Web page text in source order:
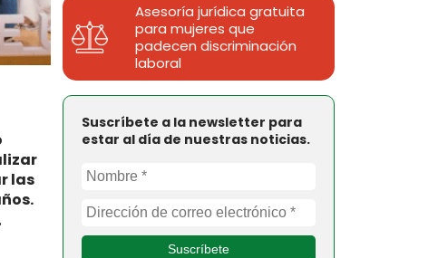
las
Asesoría jurídica gratuita
para mujeres que
padecen discriminación
laboral
Suscríbete a la newsletter para
estar al día de nuestras noticias.